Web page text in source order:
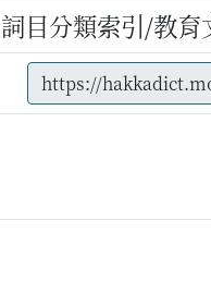
詞目分類索引/教育